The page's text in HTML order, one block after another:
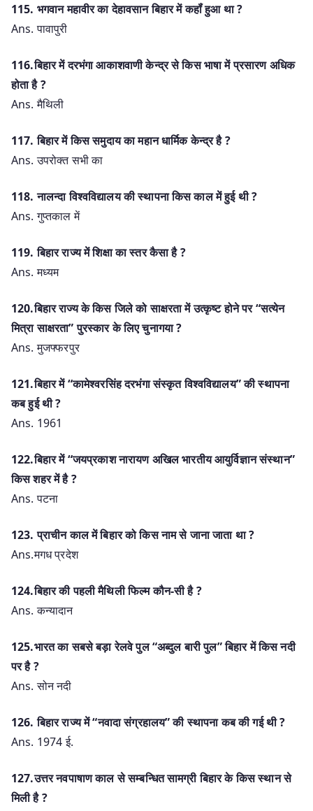
115. भगवान महावीर का देहावसान बिहार में कहॉं हुआ था ?
Ans. पावापुरी
116.बिहार में दरभंगा आकाशवाणी केन्द्र से किस भाषा में प्रसारण अधिक
होता है ?
Ans. मैथिली
117. बिहार में किस समुदाय का महान धार्मिक केन्द्र है ?
Ans. उपरोक्त सभी का
118. नालन्दा विश्वविद्यालय की स्थापना किस काल में हुई थी ?
Ans. गुप्तकाल में
119. बिहार राज्य में शिक्षा का स्तर कैसा है ?
Ans. मध्यम
120.बिहार राज्य के किस जिले को साक्षरता में उत्कृष्ट होने पर “सत्येन
मित्रा साक्षरता” पुरस्कार के लिए चुनागया ?
Ans. मुजफ्फरपुर
121.बिहार में “कामेश्वरसिंह दरभंगा संस्कृत विश्वविद्यालय” की स्थापना
कब हुई थी ?
Ans. 1961
122.बिहार में “जयप्रकाश नारायण अखिल भारतीय आयुर्विज्ञान संस्थान”
किस शहर में है ?
Ans. पटना
123. प्राचीन काल में बिहार को किस नाम से जाना जाता था ?
Ans.मगध प्रदेश
124.बिहार की पहली मैथिली फिल्म कौन-सी है ?
Ans. कन्यादान
125.भारत का सबसे बड़ा रेलवे पुल “अब्दुल बारी पुल” बिहार में किस नदी
पर है ?
Ans. सोन नदी
126. बिहार राज्य में “नवादा संग्रहालय” की स्थापना कब की गई थी ?
Ans. 1974 ई.
127.उत्तर नवपाषाण काल से सम्बन्धित सामग्री बिहार के किस स्थान से
मिली है ?